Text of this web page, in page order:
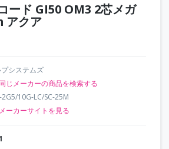
ード GI50 OM3 2芯メガ
アクア
システムズ
同じメーカーの商品を検索する
2G5/10G-LC/SC-25M
メーカーサイトを見る